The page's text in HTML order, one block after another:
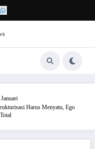
Januari
Harus Menyatu, Ego